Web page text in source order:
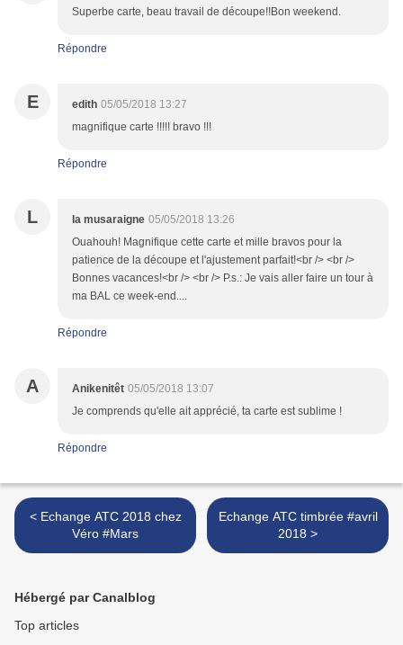
Superbe carte, beau travail de découpe!!Bon weekend.
Répondre
E edith 05/05/2018 13:27
magnifique carte !!!!! bravo !!!
Répondre
L la musaraigne 05/05/2018 13:26
Ouahouh! Magnifique cette carte et mille bravos pour la
patience de la découpe et l'ajustement parfait!<br /> <br />
Bonnes vacances!<br /> <br /> P.s.: Je vais aller faire un tour à
ma BAL ce week-end....
Répondre
A Anikenitêt 05/05/2018 13:07
Je comprends qu'elle ait apprécié, ta carte est sublime !
Répondre
< Echange ATC 2018 chez
Véro #Mars
Echange ATC timbrée #avril
2018 >
Hébergé par Canalblog
Top articles